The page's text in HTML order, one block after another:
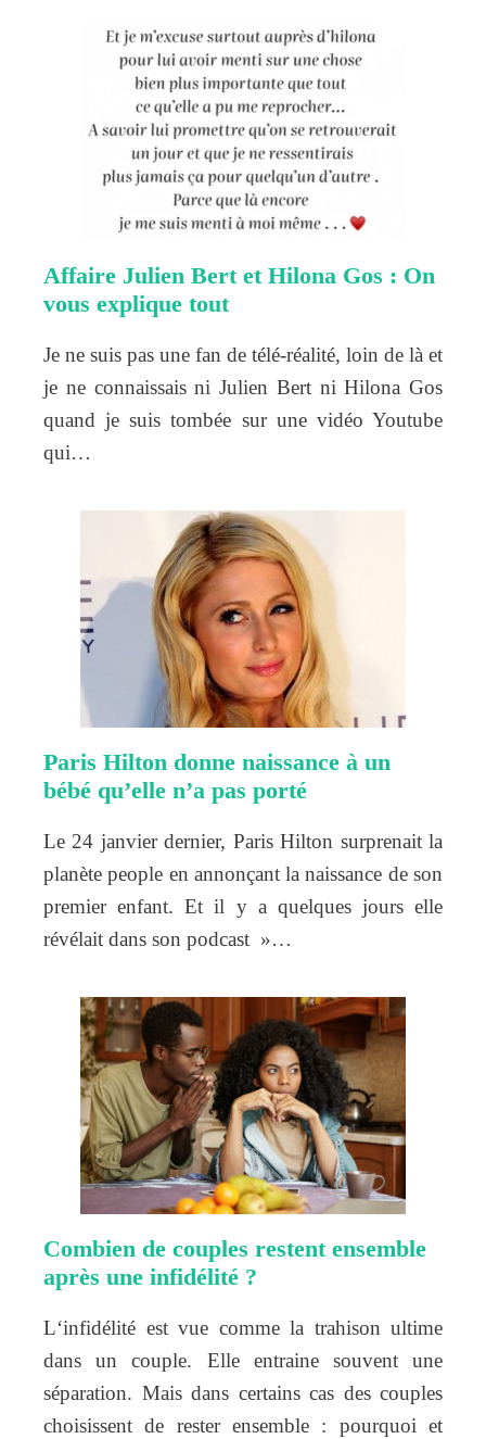
Affaire Julien Bert et Hilona Gos : On
vous explique tout
Je ne suis pas une fan de télé-réalité, loin de là et
je ne connaissais ni Julien Bert ni Hilona Gos
quand je suis tombée sur une vidéo Youtube
qui…
Paris Hilton donne naissance à un
bébé qu’elle n’a pas porté
Le 24 janvier dernier, Paris Hilton surprenait la
planète people en annonçant la naissance de son
premier enfant. Et il y a quelques jours elle
révélait dans son podcast »…
Combien de couples restent ensemble
après une infidélité ?
L‘infidélité est vue comme la trahison ultime
dans un couple. Elle entraine souvent une
séparation. Mais dans certains cas des couples
choisissent de rester ensemble : pourquoi et